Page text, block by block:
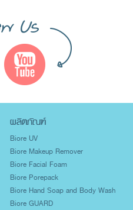
ผลิตภัณฑ์
Biore UV
Biore Makeup Remover
Biore Facial Foam
Biore Porepack
Biore Hand Soap and Body Wash
Biore GUARD